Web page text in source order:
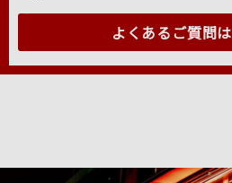
よくあるご質問